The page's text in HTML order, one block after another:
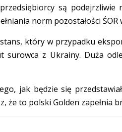
są
norm pozostałości ŚOR
który w przypadku
surowca z Ukrainy. Duża
jak będzie się
że to polski Golden zapełnia